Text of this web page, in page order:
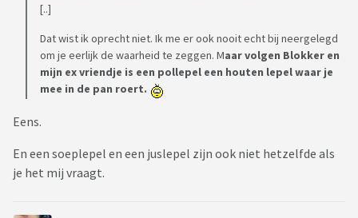
[..]
Dat wist ik oprecht niet. Ik me er ook nooit echt bij neergelegd
om je eerlijk de waarheid te zeggen. Maar volgen Blokker en
mijn ex vriendje is een pollepel een houten lepel waar je
mee in de pan roert.
Eens.
En een soeplepel en een juslepel zijn ook niet hetzelfde als
je het mij vraagt.